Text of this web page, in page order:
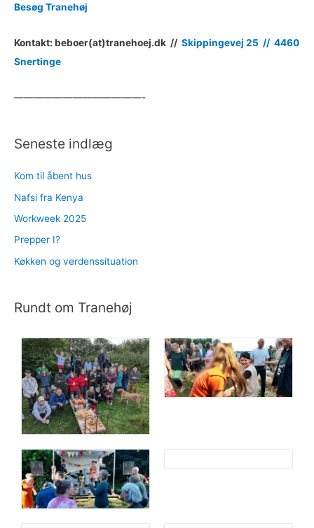
Besøg Tranehøj
Kontakt: beboer(at)tranehoej.dk // Skippingevej 25 // 4460
Snertinge
—————————————-
Seneste indlæg
Kom til åbent hus
Nafsi fra Kenya
Workweek 2025
Prepper I?
Køkken og verdenssituation
Rundt om Tranehøj